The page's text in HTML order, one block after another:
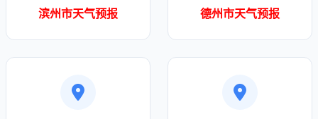
滨州市天气预报 德州市天气预报